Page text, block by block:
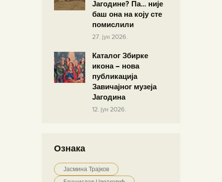
Јагодине? Па… није
баш она на коју сте
помислили
27. јун 2026.
Каталог Збирке
икона – нова
публикација
Завичајног музеја
Јагодина
12. јун 2026.
Ознака
Јасмина Трајков